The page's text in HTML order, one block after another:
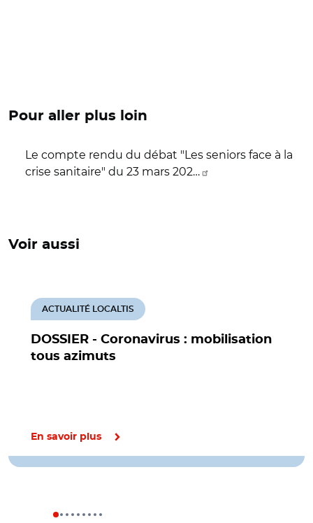
Pour aller plus loin
Le compte rendu du débat "Les seniors face à la
crise sanitaire" du 23 mars 202…
Voir aussi
DOSSIER - Coronavirus : mobilisation
tous azimuts
ACTUALITÉ LOCALTIS
En savoir plus